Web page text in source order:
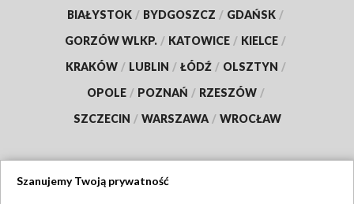
BIAŁYSTOK / BYDGOSZCZ / GDAŃSK /
GORZÓW WLKP. / KATOWICE / KIELCE /
KRAKÓW / LUBLIN / ŁÓDŹ / OLSZTYN /
OPOLE / POZNAŃ / RZESZÓW /
SZCZECIN / WARSZAWA / WROCŁAW
Szanujemy Twoją prywatność